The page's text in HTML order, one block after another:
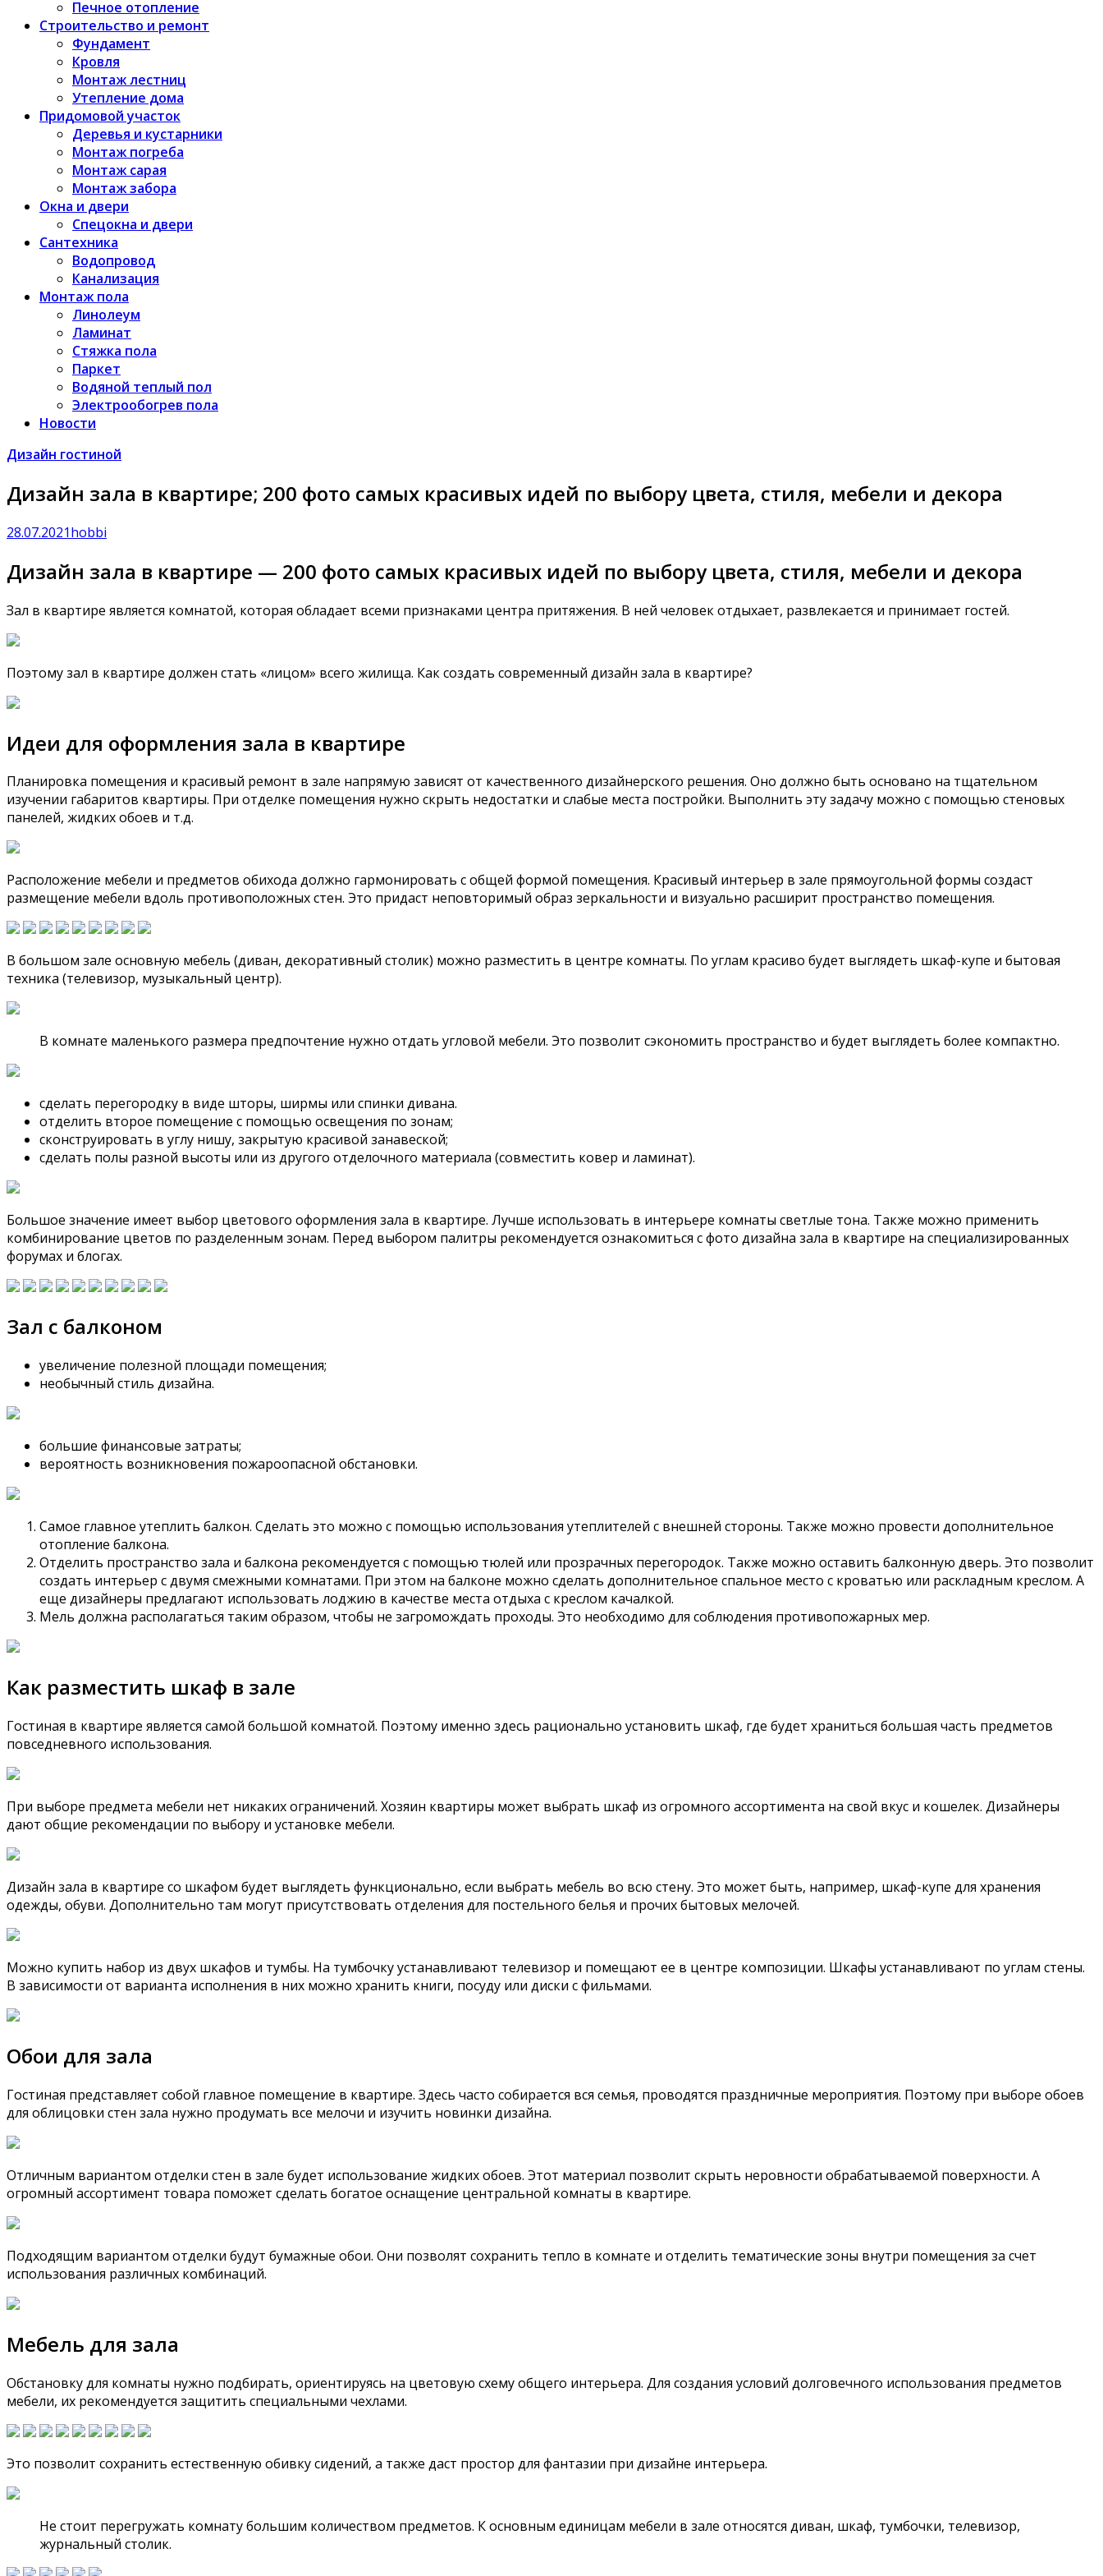
Печное отопление
Строительство и ремонт
Фундамент
Кровля
Монтаж лестниц
Утепление дома
Придомовой участок
Деревья и кустарники
Монтаж погреба
Монтаж сарая
Монтаж забора
Окна и двери
Спецокна и двери
Сантехника
Водопровод
Канализация
Монтаж пола
Линолеум
Ламинат
Стяжка пола
Паркет
Водяной теплый пол
Электрообогрев пола
Новости
Дизайн гостиной
Дизайн зала в квартире; 200 фото самых красивых идей по выбору цвета, стиля, мебели и декора
28.07.2021hobbi
Дизайн зала в квартире — 200 фото самых красивых идей по выбору цвета, стиля, мебели и декора
Зал в квартире является комнатой, которая обладает всеми признаками центра притяжения. В ней человек отдыхает, развлекается и принимает гостей.
Поэтому зал в квартире должен стать «лицом» всего жилища. Как создать современный дизайн зала в квартире?
Идеи для оформления зала в квартире
Планировка помещения и красивый ремонт в зале напрямую зависят от качественного дизайнерского решения. Оно должно быть основано на тщательном
изучении габаритов квартиры. При отделке помещения нужно скрыть недостатки и слабые места постройки. Выполнить эту задачу можно с помощью стеновых
панелей, жидких обоев и т.д.
Расположение мебели и предметов обихода должно гармонировать с общей формой помещения. Красивый интерьер в зале прямоугольной формы создаст
размещение мебели вдоль противоположных стен. Это придаст неповторимый образ зеркальности и визуально расширит пространство помещения.
В большом зале основную мебель (диван, декоративный столик) можно разместить в центре комнаты. По углам красиво будет выглядеть шкаф-купе и бытовая
техника (телевизор, музыкальный центр).
В комнате маленького размера предпочтение нужно отдать угловой мебели. Это позволит сэкономить пространство и будет выглядеть более компактно.
сделать перегородку в виде шторы, ширмы или спинки дивана.
отделить второе помещение с помощью освещения по зонам;
сконструировать в углу нишу, закрытую красивой занавеской;
сделать полы разной высоты или из другого отделочного материала (совместить ковер и ламинат).
Большое значение имеет выбор цветового оформления зала в квартире. Лучше использовать в интерьере комнаты светлые тона. Также можно применить
комбинирование цветов по разделенным зонам. Перед выбором палитры рекомендуется ознакомиться с фото дизайна зала в квартире на специализированных
форумах и блогах.
Зал с балконом
увеличение полезной площади помещения;
необычный стиль дизайна.
большие финансовые затраты;
вероятность возникновения пожароопасной обстановки.
Самое главное утеплить балкон. Сделать это можно с помощью использования утеплителей с внешней стороны. Также можно провести дополнительное
отопление балкона.
Отделить пространство зала и балкона рекомендуется с помощью тюлей или прозрачных перегородок. Также можно оставить балконную дверь. Это позволит
создать интерьер с двумя смежными комнатами. При этом на балконе можно сделать дополнительное спальное место с кроватью или раскладным креслом. А
еще дизайнеры предлагают использовать лоджию в качестве места отдыха с креслом качалкой.
Мель должна располагаться таким образом, чтобы не загромождать проходы. Это необходимо для соблюдения противопожарных мер.
Как разместить шкаф в зале
Гостиная в квартире является самой большой комнатой. Поэтому именно здесь рационально установить шкаф, где будет храниться большая часть предметов
повседневного использования.
При выборе предмета мебели нет никаких ограничений. Хозяин квартиры может выбрать шкаф из огромного ассортимента на свой вкус и кошелек. Дизайнеры
дают общие рекомендации по выбору и установке мебели.
Дизайн зала в квартире со шкафом будет выглядеть функционально, если выбрать мебель во всю стену. Это может быть, например, шкаф-купе для хранения
одежды, обуви. Дополнительно там могут присутствовать отделения для постельного белья и прочих бытовых мелочей.
Можно купить набор из двух шкафов и тумбы. На тумбочку устанавливают телевизор и помещают ее в центре композиции. Шкафы устанавливают по углам стены.
В зависимости от варианта исполнения в них можно хранить книги, посуду или диски с фильмами.
Обои для зала
Гостиная представляет собой главное помещение в квартире. Здесь часто собирается вся семья, проводятся праздничные мероприятия. Поэтому при выборе обоев
для облицовки стен зала нужно продумать все мелочи и изучить новинки дизайна.
Отличным вариантом отделки стен в зале будет использование жидких обоев. Этот материал позволит скрыть неровности обрабатываемой поверхности. А
огромный ассортимент товара поможет сделать богатое оснащение центральной комнаты в квартире.
Подходящим вариантом отделки будут бумажные обои. Они позволят сохранить тепло в комнате и отделить тематические зоны внутри помещения за счет
использования различных комбинаций.
Мебель для зала
Обстановку для комнаты нужно подбирать, ориентируясь на цветовую схему общего интерьера. Для создания условий долговечного использования предметов
мебели, их рекомендуется защитить специальными чехлами.
Это позволит сохранить естественную обивку сидений, а также даст простор для фантазии при дизайне интерьера.
Не стоит перегружать комнату большим количеством предметов. К основным единицам мебели в зале относятся диван, шкаф, тумбочки, телевизор,
журнальный столик.